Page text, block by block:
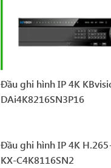
Đầu ghi hình IP 4K
DAi4K8216SN3P16
Đầu ghi hình IP 4K
KX-C4K8116SN2